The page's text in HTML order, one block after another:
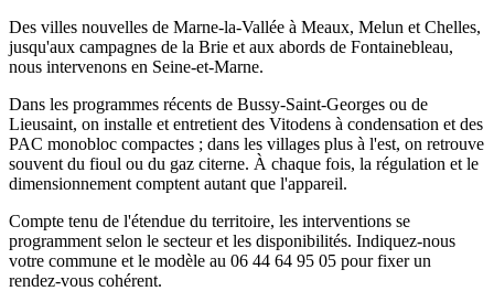
Des villes nouvelles de Marne-la-Vallée à Meaux, Melun et Chelles,
jusqu'aux campagnes de la Brie et aux abords de Fontainebleau,
nous intervenons en Seine-et-Marne.
Dans les programmes récents de Bussy-Saint-Georges ou de
Lieusaint, on installe et entretient des Vitodens à condensation et des
PAC monobloc compactes ; dans les villages plus à l'est, on retrouve
souvent du fioul ou du gaz citerne. À chaque fois, la régulation et le
dimensionnement comptent autant que l'appareil.
Compte tenu de l'étendue du territoire, les interventions se
programment selon le secteur et les disponibilités. Indiquez-nous
votre commune et le modèle au 06 44 64 95 05 pour fixer un
rendez-vous cohérent.